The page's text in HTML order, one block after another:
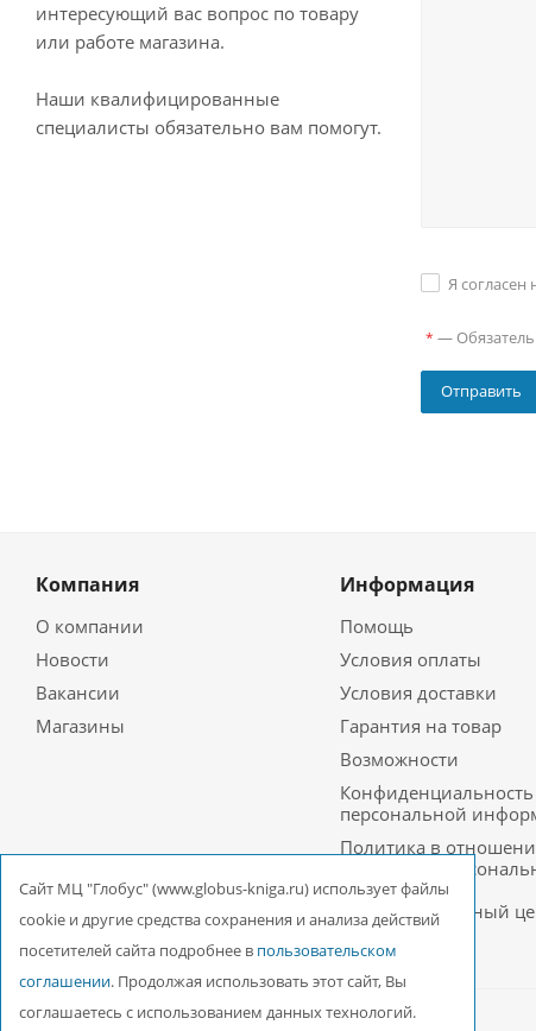
интересующий вас вопрос по товару
или работе магазина.
Наши квалифицированные
специалисты обязательно вам помогут.
Я согласен
* —
Компания
О компании
Новости
Вакансии
Магазины
Информация
Помощь
Условия оплаты
Условия доставки
Гарантия на товар
Возможности
Конфиденциальность
персональной
Политика в
обработки
данных в ООО
Межрегиональный
«Глобус»
Cайт МЦ "Глобус" (www.globus-kniga.ru) использует файлы
cookie и другие средства сохранения и анализа действий
посетителей сайта подробнее в пользовательском
соглашении. Продолжая использовать этот сайт, Вы
соглашаетесь с использованием данных технологий.